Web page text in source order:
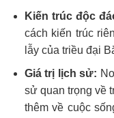
Kiến trúc độc
cách kiến trúc
lẫy của triều đại
Giá trị lịch sử:
sử quan trọng về
thêm về cuộc